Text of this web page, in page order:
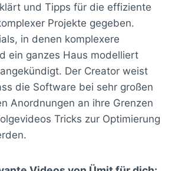
und Tipps für die effiziente
Projekte gegeben.
in denen komplexere
ein ganzes Haus modelliert
Der Creator weist
die Software bei sehr großen
Anordnungen an ihre Grenzen
Tricks zur Optimierung